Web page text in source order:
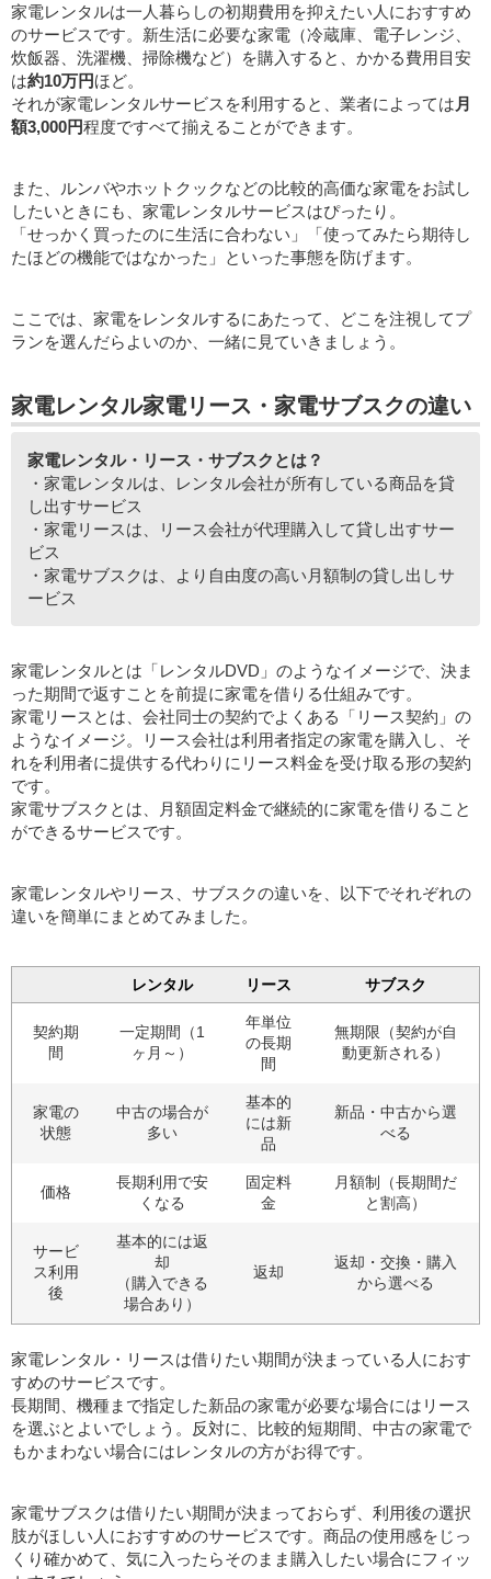
家電レンタルは一人暮らしの初期費用を抑えたい人におすすめ
のサービスです。新生活に必要な家電（冷蔵庫、電子レンジ、
炊飯器、洗濯機、掃除機など）を購入すると、かかる費用目安
は約10万円ほど。
それが家電レンタルサービスを利用すると、業者によっては 月
額3,000円程度ですべて揃えることができます。
また、ルンバやホットクックなどの比較的高価な家電をお試し
したいときにも、家電レンタルサービスはぴったり。
「せっかく買ったのに生活に合わない」「使ってみたら期待し
たほどの機能ではなかった」といった事態を防げます。
ここでは、家電をレンタルするにあたって、どこを注視してプ
ランを選んだらよいのか、一緒に見ていきましょう。
家電レンタル家電リース・家電サブスクの違い
家電レンタル・リース・サブスクとは？
・家電レンタルは、レンタル会社が所有している商品を貸
し出すサービス
・家電リースは、リース会社が代理購入して貸し出すサー
ビス
・家電サブスクは、より自由度の高い月額制の貸し出しサ
ービス
家電レンタルとは「レンタルDVD」のようなイメージで、決ま
った期間で返すことを前提に家電を借りる仕組みです。
家電リースとは、会社同士の契約でよくある「リース契約」の
ようなイメージ。リース会社は利用者指定の家電を購入し、そ
れを利用者に提供する代わりにリース料金を受け取る形の契約
です。
家電サブスクとは、月額固定料金で継続的に家電を借りること
ができるサービスです。
家電レンタルやリース、サブスクの違いを、以下でそれぞれの
違いを簡単にまとめてみました。
レンタル リース サブスク
契約期
間
一定期間（1
ヶ月～）
年単位
の長期
間
無期限（契約が自
動更新される）
家電の
状態
中古の場合が
多い
基本的
には新
品
新品・中古から選
べる
価格
長期利用で安
くなる
固定料
金
月額制（長期間だ
と割高）
サービ
ス利用
後
基本的には返
却
（購入できる
場合あり）
返却
返却・交換・購入
から選べる
家電レンタル・リースは借りたい期間が決まっている人におす
すめのサービスです。
長期間、機種まで指定した新品の家電が必要な場合にはリース
を選ぶとよいでしょう。反対に、比較的短期間、中古の家電で
もかまわない場合にはレンタルの方がお得です。
家電サブスクは借りたい期間が決まっておらず、利用後の選択
肢がほしい人におすすめのサービスです。商品の使用感をじっ
くり確かめて、気に入ったらそのまま購入したい場合にフィッ